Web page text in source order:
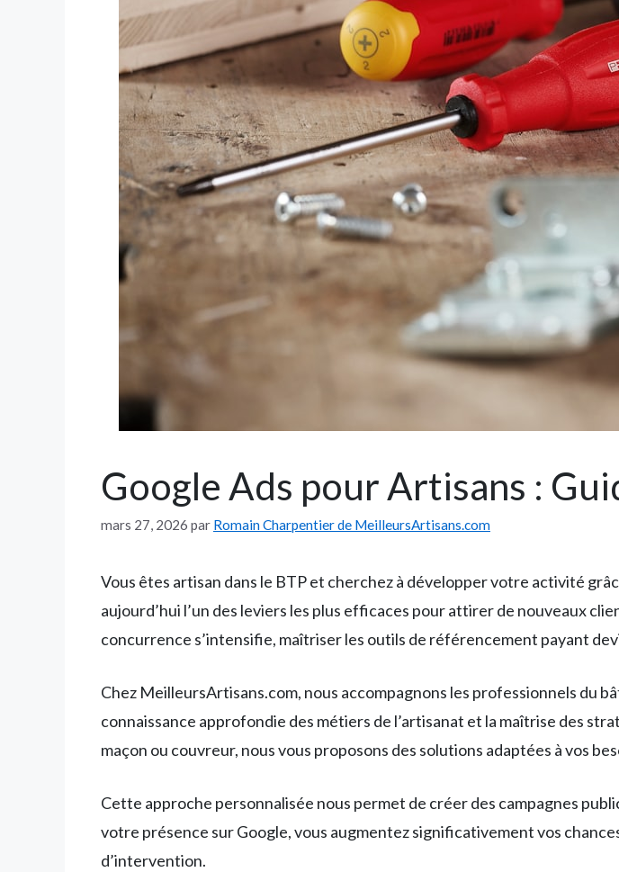
Google Ads pour Artisans :
mars 27, 2026 par Romain Charpentier de MeilleursArtisans.com
Vous êtes artisan dans le BTP et cherchez à développer votre activité
aujourd’hui l’un des leviers les plus efficaces pour attirer de nouveaux
concurrence s’intensifie, maîtriser les outils de référencement payant
Chez MeilleursArtisans.com, nous accompagnons les professionnels du
connaissance approfondie des métiers de l’artisanat et la maîtrise des
maçon ou couvreur, nous vous proposons des solutions adaptées à vos
Cette approche personnalisée nous permet de créer des campagnes
votre présence sur Google, vous augmentez significativement vos
d’intervention.